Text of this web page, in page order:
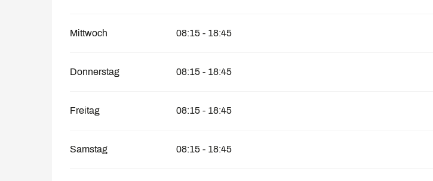
Mittwoch 08:15 - 18:45
Donnerstag 08:15 - 18:45
Freitag 08:15 - 18:45
Samstag 08:15 - 18:45